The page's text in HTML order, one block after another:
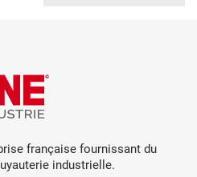
française fournissant du
industrielle.